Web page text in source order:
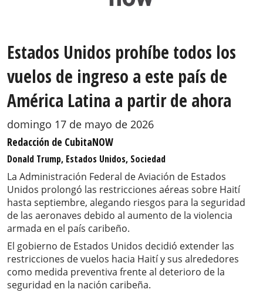
Estados Unidos prohíbe todos los
vuelos de ingreso a este país de
América Latina a partir de ahora
domingo 17 de mayo de 2026
Redacción de CubitaNOW
Donald Trump, Estados Unidos, Sociedad
La Administración Federal de Aviación de Estados
Unidos prolongó las restricciones aéreas sobre Haití
hasta septiembre, alegando riesgos para la seguridad
de las aeronaves debido al aumento de la violencia
armada en el país caribeño.
El gobierno de Estados Unidos decidió extender las
restricciones de vuelos hacia Haití y sus alrededores
como medida preventiva frente al deterioro de la
seguridad en la nación caribeña.